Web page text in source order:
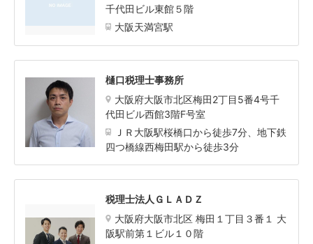
千代田ビル東館５階
大阪天満宮駅
樋口税理士事務所
大阪府大阪市北区梅田2丁目5番4号千
代田ビル西館3階F号室
ＪＲ大阪駅桜橋口から徒歩7分、地下鉄
四つ橋線西梅田駅から徒歩3分
税理士法人ＧＬＡＤＺ
大阪府大阪市北区 梅田１丁目３番１ 大
阪駅前第１ビル１０階